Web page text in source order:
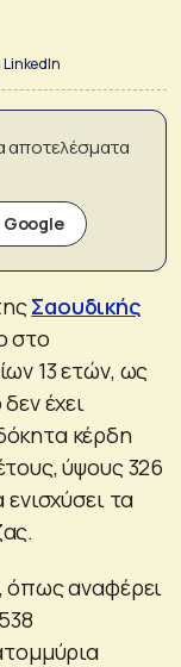
LinkedIn
αποτελέσματα
Σαουδικής
στο
13 ετών, ως
έχει
κέρδη
ύψους 326
τα
όπως αναφέρει